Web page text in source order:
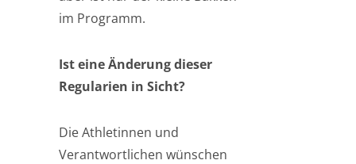
im Programm.
Ist eine Änderung dieser
Regularien in Sicht?
Die Athletinnen und
Verantwortlichen wünschen